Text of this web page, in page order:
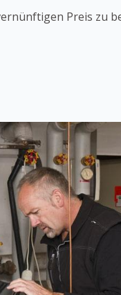
Preis zu